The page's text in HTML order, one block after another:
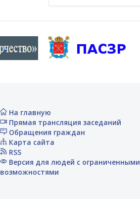
На главную
Прямая трансляция заседаний
Обращения граждан
Карта сайта
RSS
Версия для людей с ограниченными
возможностями